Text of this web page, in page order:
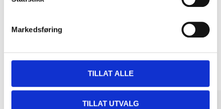
Markedsføring
TILLAT ALLE
TILLAT UTVALG
Andre kunder har også kjøpt